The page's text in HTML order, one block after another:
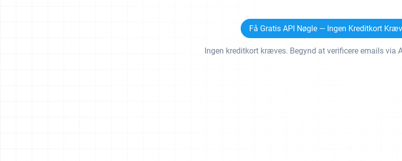
Få Gratis API Nøgle — Ingen Kreditkort
Ingen kreditkort kræves. Begynd at verificere emails via